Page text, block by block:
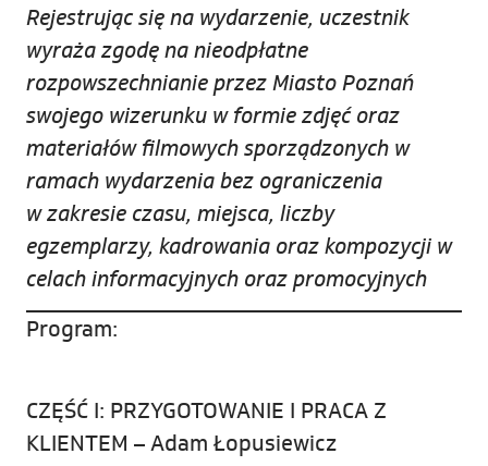
Rejestrując się na wydarzenie, uczestnik
wyraża zgodę na nieodpłatne
rozpowszechnianie przez Miasto Poznań
swojego wizerunku w formie zdjęć oraz
materiałów filmowych sporządzonych w
ramach wydarzenia bez ograniczenia
w zakresie czasu, miejsca, liczby
egzemplarzy, kadrowania oraz kompozycji w
celach informacyjnych oraz promocyjnych
Program:
CZĘŚĆ I: PRZYGOTOWANIE I PRACA Z
KLIENTEM – Adam Łopusiewicz